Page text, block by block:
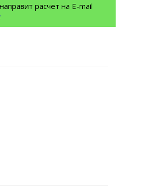
расчет на E-mail